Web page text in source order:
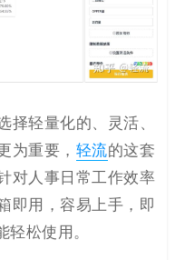
择轻量化的、灵活、
为重要， 轻流的这套
对人事日常工作效率
即用，容易上手，即
松使用。